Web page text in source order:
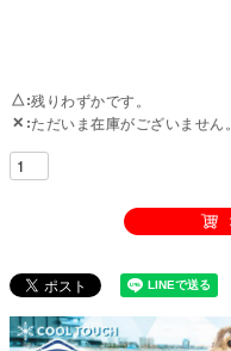
△ 残りわずかです。
✕ ただいま在庫がございません。